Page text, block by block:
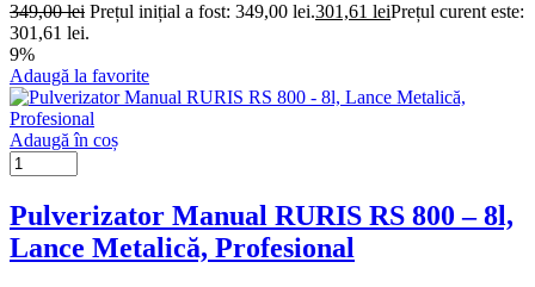
349,00lei Prețul inițial a fost: 349,00 lei.301,61 leiPrețul curent este:
301,61 lei.
9%
Adaugă la favorite
Adaugă în coș
Pulverizator Manual RURIS RS 800 – 8l,
Lance Metalică, Profesional